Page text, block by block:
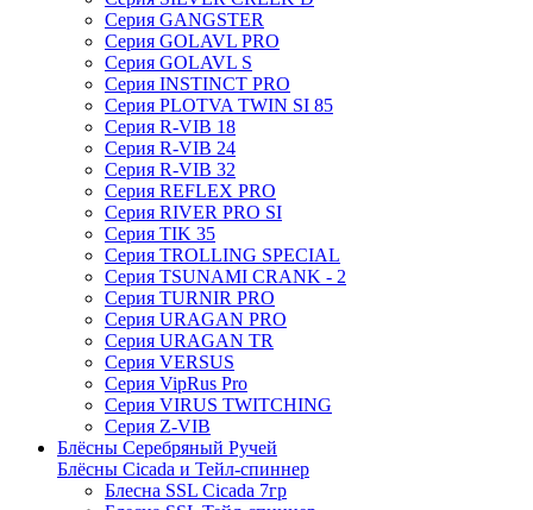
Серия GANGSTER
Серия GOLAVL PRO
Серия GOLAVL S
Серия INSTINCT PRO
Серия PLOTVA TWIN SI 85
Серия R-VIB 18
Серия R-VIB 24
Серия R-VIB 32
Серия REFLEX PRO
Серия RIVER PRO SI
Серия TIK 35
Серия TROLLING SPECIAL
Серия TSUNAMI CRANK - 2
Серия TURNIR PRO
Серия URAGAN PRO
Серия URAGAN TR
Серия VERSUS
Серия VipRus Pro
Серия VIRUS TWITCHING
Серия Z-VIB
Блёсны Серебряный Ручей
Блёсны Cicada и Тейл-спиннер
Блесна SSL Cicada 7гр